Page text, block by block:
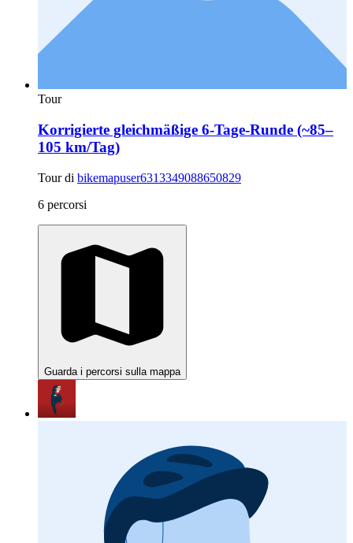
Tour
Korrigierte gleichmäßige 6-Tage-Runde (~85–
105 km/Tag)
Tour di bikemapuser6313349088650829
6 percorsi
Guarda i percorsi sulla mappa